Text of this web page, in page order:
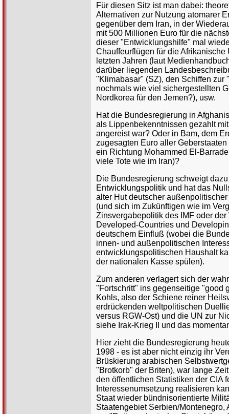
Für diesen Sitz ist man dabei:
Alternativen zur Nutzung atomarer
gegenüber dem Iran, in der
mit 500 Millionen Euro für die
dieser "Entwicklungshilfe" mal
Chauffeurflügen für die
letzten Jahren (laut
darüber liegenden
"Klimabasar" (SZ), den Schiffen zur
nochmals wie viel sichergestellten
Nordkorea für den Jemen?), usw.
Hat die Bundesregierung in
als Lippenbekenntnissen gezahlt
angereist war? Oder in Bam, dem
zugesagten Euro aller
ein Richtung Mohammed El-
viele Tote wie im Iran)?
Die Bundesregierung schweigt
Entwicklungspolitik und hat das
alter Hut deutscher
(und sich im Zukünftigen wie im
Zinsvergabepolitik des IMF oder
Developed-Countries und
deutschem Einfluß (wobei die
innen- und außenpolitischen
entwicklungspolitischen Haushalt
der nationalen Kasse spülen).
Zum anderen verlagert sich der
"Fortschritt" ins gegenseitige "good
Kohls, also der Schiene reiner
erdrückenden weltpolitischen
versus RGW-Ost) und die UN zur
siehe Irak-Krieg II und das
Hier zieht die Bundesregierung
1998 - es ist aber nicht einzig ihr
Brüskierung arabischen
"Brotkorb" der Briten), war lange
den öffentlichen Statistiken der CIA
Interessenumsetzung realisieren
Staat wieder bündnisorientierte
Staatengebiet Serbien/